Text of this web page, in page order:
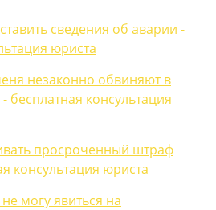
сведения об аварии -
юриста
незаконно обвиняют в
консультация
просроченный штраф
консультация юриста
могу явиться на